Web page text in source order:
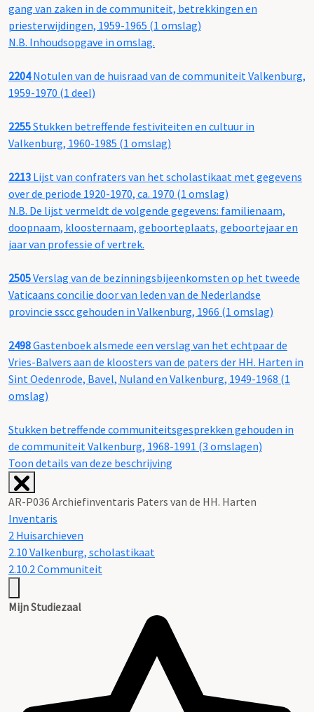
gang van zaken in de communiteit, betrekkingen en
priesterwijdingen, 1959-1965 (1 omslag)
N.B. Inhoudsopgave in omslag.
2204Notulen van de huisraad van de communiteit Valkenburg,
1959-1970 (1 deel)
2255Stukken betreffende festiviteiten en cultuur in
Valkenburg, 1960-1985 (1 omslag)
2213 Lijst van confraters van het scholastikaat met gegevens
over de periode 1920-1970, ca. 1970 (1 omslag)
N.B. De lijst vermeldt de volgende gegevens: familienaam,
doopnaam, kloosternaam, geboorteplaats, geboortejaar en
jaar van professie of vertrek.
2505Verslag van de bezinningsbijeenkomsten op het tweede
Vaticaans concilie door van leden van de Nederlandse
provincie sscc gehouden in Valkenburg, 1966 (1 omslag)
2498Gastenboek alsmede een verslag van het echtpaar de
Vries-Balvers aan de kloosters van de paters der HH. Harten in
Sint Oedenrode, Bavel, Nuland en Valkenburg, 1949-1968 (1
omslag)
Stukken betreffende communiteitsgesprekken gehouden in
de communiteit Valkenburg, 1968-1991 (3 omslagen)
Toon details van deze beschrijving
AR-P036 Archiefinventaris Paters van de HH. Harten
Inventaris
2 Huisarchieven
2.10 Valkenburg, scholastikaat
2.10.2 Communiteit
Mijn Studiezaal